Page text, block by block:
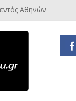
Αθηνών